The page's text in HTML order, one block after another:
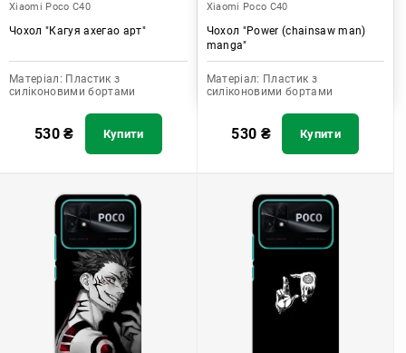
Xiaomi Poco C40
Чохол "Кагуя ахегао арт"
Матеріал: Пластик з
силіконовими бортами
530₴ Купити
Xiaomi Poco C40
Чохол "Power (chainsaw man)
manga"
Матеріал: Пластик з
силіконовими бортами
530 ₴ Купити